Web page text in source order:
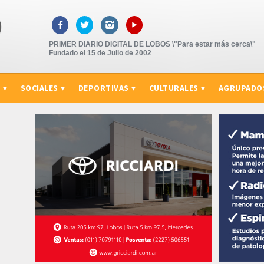
   ▸
PRIMER DIARIO DIGITAL DE LOBOS \"Para estar más cerca\"
Fundado el 15 de Julio de 2002
SOCIALES DEPORTIVAS CULTURALES